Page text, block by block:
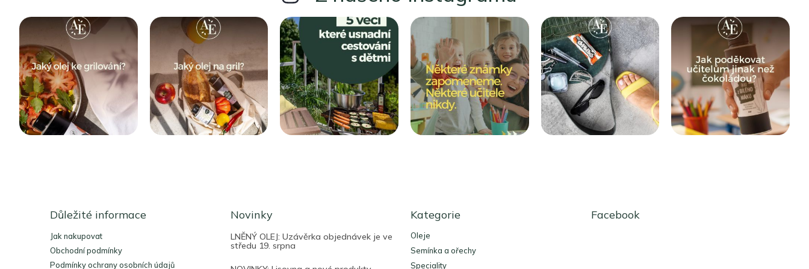
Důležité informace
Jak nakupovat
Obchodní podmínky
Podmínky ochrany osobních údajů
Novinky
LNĚNÝ OLEJ: Uzávěrka objednávek je ve
středu 19. srpna
kategorie
Kategorie
Oleje
Semínka a ořechy
Speciality
Facebook